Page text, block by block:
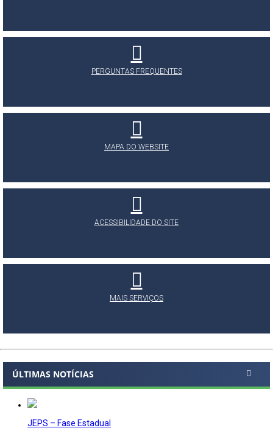
PERGUNTAS FREQUENTES
MAPA DO WEBSITE
ACESSIBILIDADE DO SITE
MAIS SERVIÇOS
ÚLTIMAS NOTÍCIAS
JEPS – Fase Estadual